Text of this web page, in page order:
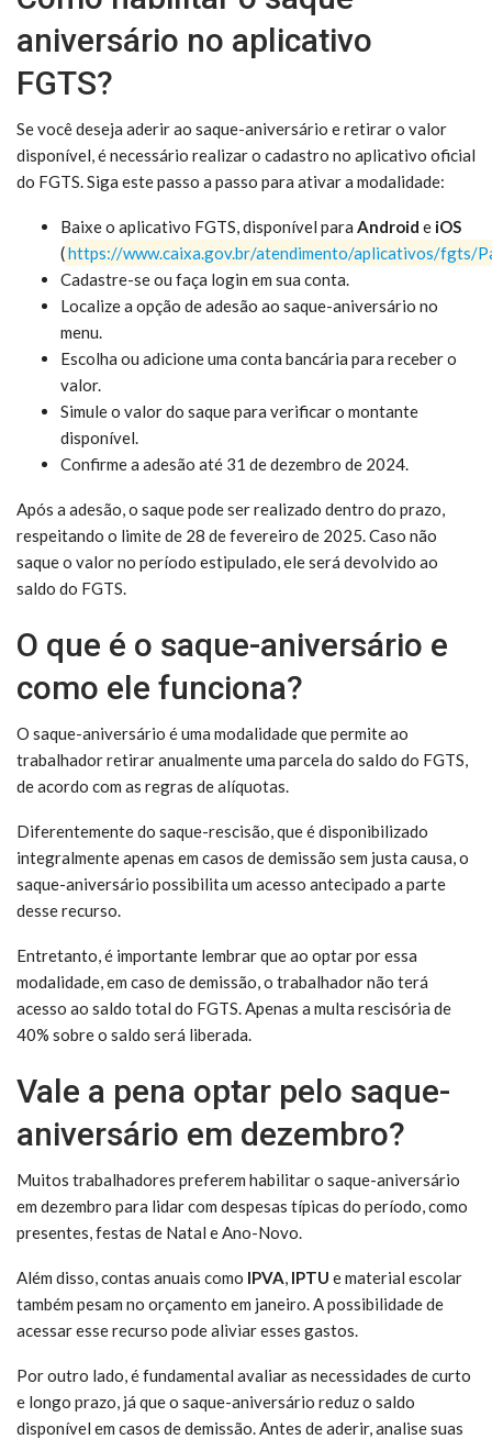
aniversário no aplicativo
FGTS?
Se você deseja aderir ao saque-aniversário e retirar o valor
disponível, é necessário realizar o cadastro no aplicativo oficial
do FGTS. Siga este passo a passo para ativar a modalidade:
Baixe o aplicativo FGTS, disponível para Android e iOS
(https://www.caixa.gov.br/atendimento/aplicativos/fgts/
Cadastre-se ou faça login em sua conta.
Localize a opção de adesão ao saque-aniversário no
menu.
Escolha ou adicione uma conta bancária para receber o
valor.
Simule o valor do saque para verificar o montante
disponível.
Confirme a adesão até 31 de dezembro de 2024.
Após a adesão, o saque pode ser realizado dentro do prazo,
respeitando o limite de 28 de fevereiro de 2025. Caso não
saque o valor no período estipulado, ele será devolvido ao
saldo do FGTS.
O que é o saque-aniversário e
como ele funciona?
O saque-aniversário é uma modalidade que permite ao
trabalhador retirar anualmente uma parcela do saldo do FGTS,
de acordo com as regras de alíquotas.
Diferentemente do saque-rescisão, que é disponibilizado
integralmente apenas em casos de demissão sem justa causa, o
saque-aniversário possibilita um acesso antecipado a parte
desse recurso.
Entretanto, é importante lembrar que ao optar por essa
modalidade, em caso de demissão, o trabalhador não terá
acesso ao saldo total do FGTS. Apenas a multa rescisória de
40% sobre o saldo será liberada.
Vale a pena optar pelo saque-
aniversário em dezembro?
Muitos trabalhadores preferem habilitar o saque-aniversário
em dezembro para lidar com despesas típicas do período, como
presentes, festas de Natal e Ano-Novo.
Além disso, contas anuais como IPVA, IPTU e material escolar
também pesam no orçamento em janeiro. A possibilidade de
acessar esse recurso pode aliviar esses gastos.
Por outro lado, é fundamental avaliar as necessidades de curto
e longo prazo, já que o saque-aniversário reduz o saldo
disponível em casos de demissão. Antes de aderir, analise suas